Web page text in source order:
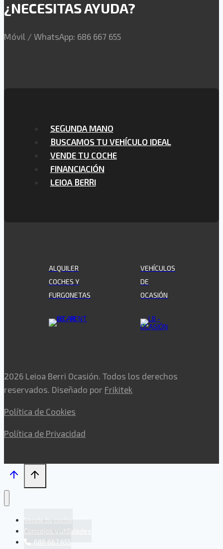
¿NECESITAS AYUDA?
Móvil / WhatsApp: 686 667 655
SEGUNDA MANO
BUSCAMOS TU VEHÍCULO IDEAL
VENDE TU COCHE
FINANCIACIÓN
LEIOA BERRI
ALQUILER
COCHES Y
FURGONETAS
VEHÍCULOS
DE
OCASIÓN
2026 Leioa Berri Ocasión. Todos los derechos
reservados. Diseñado por Frikitek
Política de Cookies
Política de Privacidad
Vende tu coche
Consejos y utilidades
686 667 655